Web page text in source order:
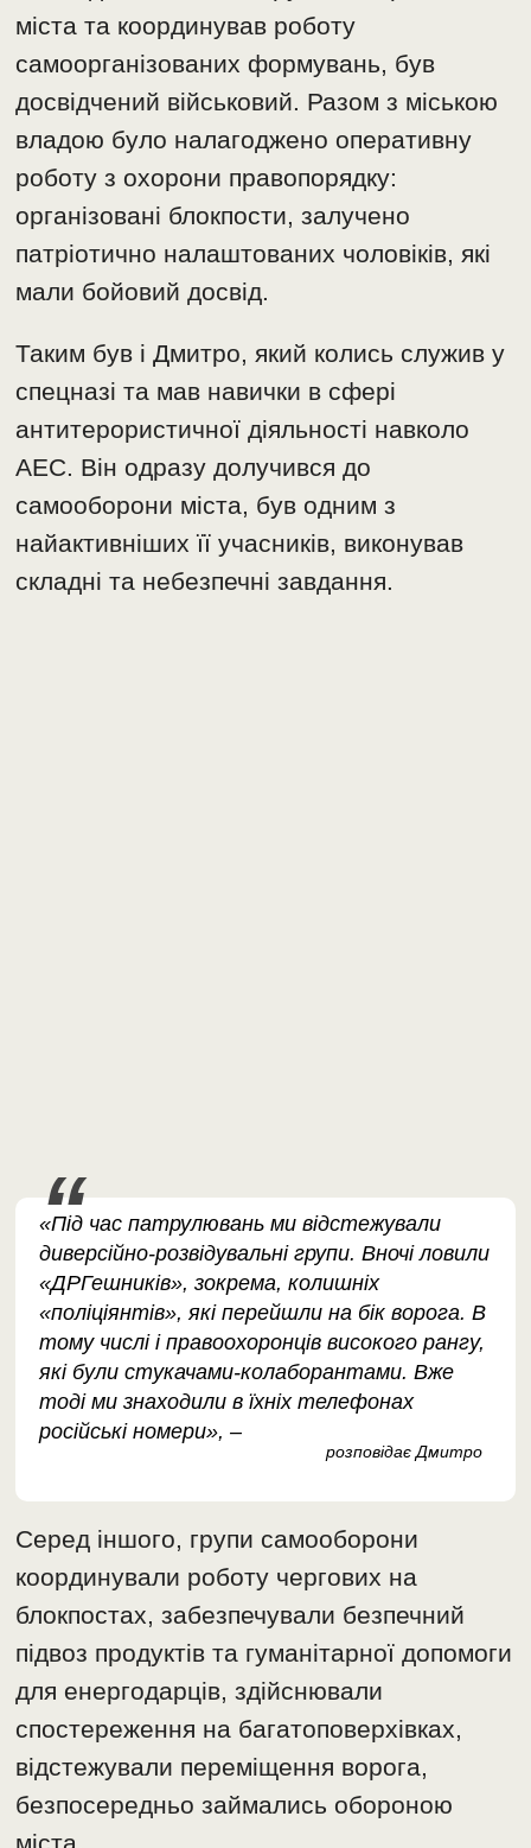
міста та координував роботу
самоорганізованих формувань, був
досвідчений військовий. Разом з міською
владою було налагоджено оперативну
роботу з охорони правопорядку:
організовані блокпости, залучено
патріотично налаштованих чоловіків, які
мали бойовий досвід.
Таким був і Дмитро, який колись служив у
спецназі та мав навички в сфері
антитерористичної діяльності навколо
АЕС. Він одразу долучився до
самооборони міста, був одним з
найактивніших її учасників, виконував
складні та небезпечні завдання.
«Під час патрулювань ми відстежували
диверсійно-розвідувальні групи. Вночі ловили
«ДРГешників», зокрема, колишніх
«поліціянтів», які перейшли на бік ворога. В
тому числі і правоохоронців високого рангу,
які були стукачами-колаборантами. Вже
тоді ми знаходили в їхніх телефонах
російські номери», –
розповідає Дмитро
Серед іншого, групи самооборони
координували роботу чергових на
блокпостах, забезпечували безпечний
підвоз продуктів та гуманітарної допомоги
для енергодарців, здійснювали
спостереження на багатоповерхівках,
відстежували переміщення ворога,
безпосередньо займались обороною
міста.